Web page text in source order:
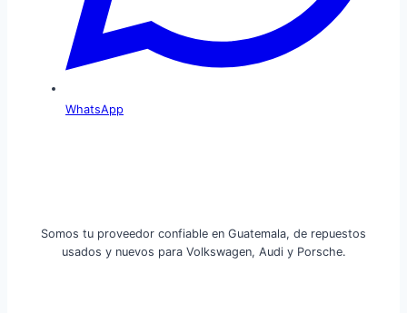
WhatsApp
Somos tu proveedor confiable en Guatemala, de repuestos
usados y nuevos para Volkswagen, Audi y Porsche.